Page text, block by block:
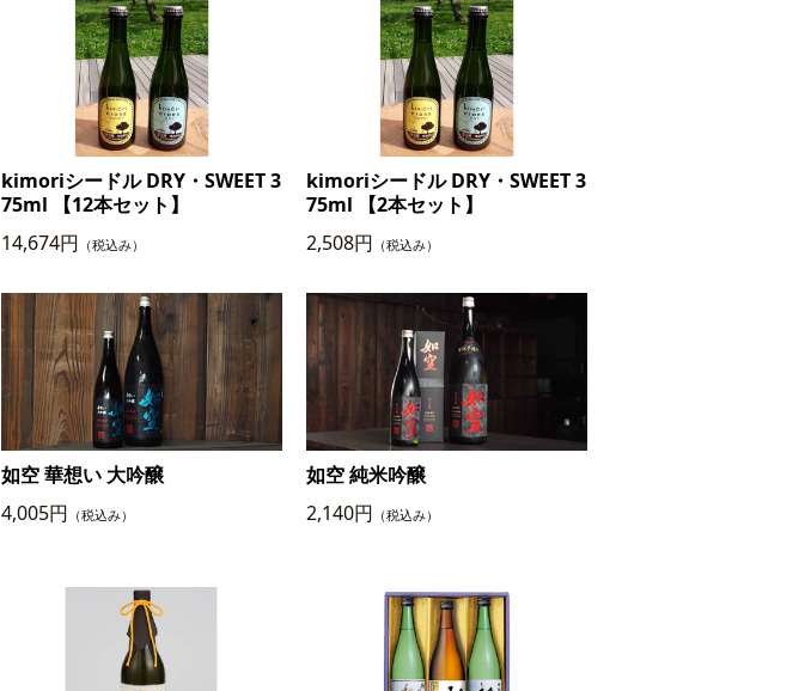
kimoriシードル DRY・SWEET 3
75ml 【12本セット】
14,674円 （税込み）
kimoriシードル DRY・SWEET 3
75ml 【2本セット】
2,508円 （税込み）
如空 華想い 大吟醸
4,005円 （税込み）
如空 純米吟醸
2,140円 （税込み）